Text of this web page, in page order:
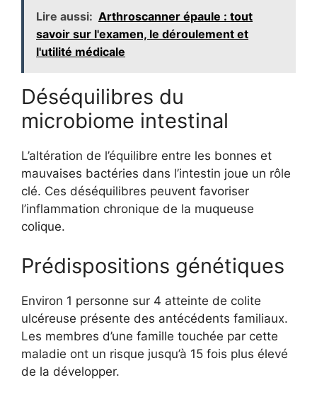
Lire aussi: Arthroscanner épaule : tout
savoir sur l'examen, le déroulement et
l'utilité médicale
Déséquilibres du
microbiome intestinal
L’altération de l’équilibre entre les bonnes et
mauvaises bactéries dans l’intestin joue un rôle
clé. Ces déséquilibres peuvent favoriser
l’inflammation chronique de la muqueuse
colique.
Prédispositions génétiques
Environ 1 personne sur 4 atteinte de colite
ulcéreuse présente des antécédents familiaux.
Les membres d’une famille touchée par cette
maladie ont un risque jusqu’à 15 fois plus élevé
de la développer.